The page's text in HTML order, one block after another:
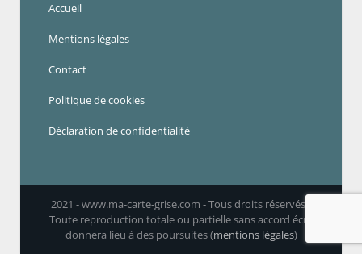
Accueil
Mentions légales
Contact
Politique de cookies
Déclaration de confidentialité
2021 - www.ma-carte-grise.com - Tous droits réservés -
Toute reproduction totale ou partielle sans accord écrit
donnera lieu à des poursuites (mentions légales)